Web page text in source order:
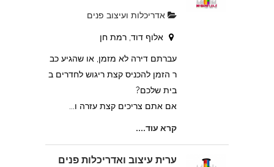
אדריכלות ועיצוב פנים
אלוף דוד, רמת חן
עברתם דירה לא מזמן, או שהגיע כב
ר הזמן להכניס קצת ריגוש לחדרים ב
בית שלכם?
אם אתם צריכים קצת עזרה ו...
קרא עוד....
ערית עיצוב ואדריכלות פנים